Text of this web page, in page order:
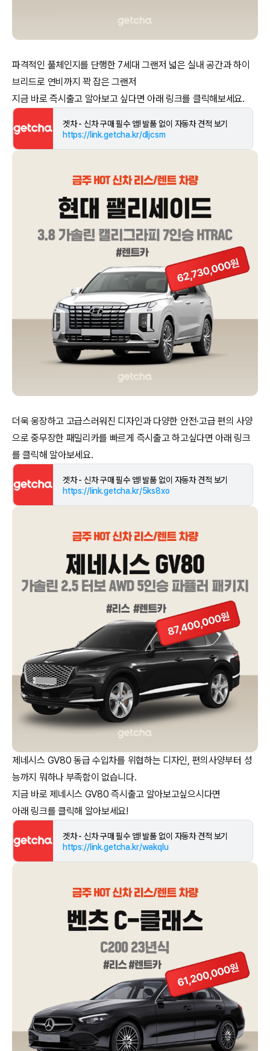
파격적인 풀체인지를 단행한 7세대 그랜저 넓은 실내 공간과 하이
브리드로 연비까지 꽉 잡은 그랜저
겟차 - 신차 구매 필수 앱! 발품 없이 자동차 견적 보기
https://link.getcha.kr/dljcsm
더욱 웅장하고 고급스러워진 디자인과 다양한 안전·고급 편의 사양
으로 중무장한 패밀리카를 빠르게 즉시출고 하고싶다면 아래 링크
겟차 - 신차 구매 필수 앱! 발품 없이 자동차 견적 보기
https://link.getcha.kr/5ks8xo
제네시스 GV80 동급 수입차를 위협하는 디자인, 편의사양부터 성
능까지 뭐하나 부족함이 없습니다.
지금 바로 제네시스 GV80 즉시출고 알아보고싶으시다면
겟차 - 신차 구매 필수 앱! 발품 없이 자동차 견적 보기
https://link.getcha.kr/wakqlu